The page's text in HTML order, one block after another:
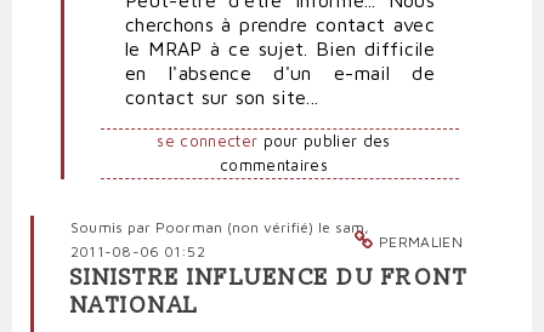
catalyseur
haine
cherchons à prendre contact avec
le MRAP à ce sujet. Bien difficile
en l'absence d'un e-mail de
contact sur son site...
se connecter pour publier des
commentaires
PERMALIEN
Soumis par Poorman (non vérifié) le sam,
2011-08-06 01:52
SINISTRE INFLUENCE DU FRONT
NATIONAL